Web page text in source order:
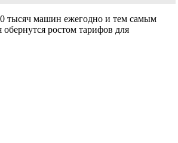
тысяч машин ежегодно и тем самым
ростом тарифов для